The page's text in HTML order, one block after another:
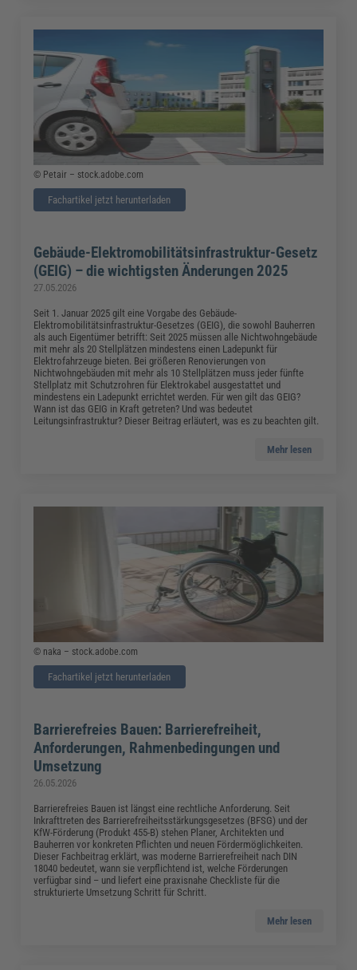
© Petair – stock.adobe.com
Fachartikel jetzt herunterladen
Gebäude-Elektromobilitätsinfrastruktur-Gesetz
(GEIG) – die wichtigsten Änderungen 2025
27.05.2026
Seit 1. Januar 2025 gilt eine Vorgabe des Gebäude-
Elektromobilitätsinfrastruktur-Gesetzes (GEIG), die sowohl Bauherren
als auch Eigentümer betrifft: Seit 2025 müssen alle Nichtwohngebäude
mit mehr als 20 Stellplätzen mindestens einen Ladepunkt für
Elektrofahrzeuge bieten. Bei größeren Renovierungen von
Nichtwohngebäuden mit mehr als 10 Stellplätzen muss jeder fünfte
Stellplatz mit Schutzrohren für Elektrokabel ausgestattet und
mindestens ein Ladepunkt errichtet werden. Für wen gilt das GEIG?
Wann ist das GEIG in Kraft getreten? Und was bedeutet
Leitungsinfrastruktur? Dieser Beitrag erläutert, was es zu beachten gilt.
Mehr lesen
© naka – stock.adobe.com
Fachartikel jetzt herunterladen
Barrierefreies Bauen: Barrierefreiheit,
Anforderungen, Rahmenbedingungen und
Umsetzung
26.05.2026
Barrierefreies Bauen ist längst eine rechtliche Anforderung. Seit
Inkrafttreten des Barrierefreiheitsstärkungsgesetzes (BFSG) und der
KfW-Förderung (Produkt 455-B) stehen Planer, Architekten und
Bauherren vor konkreten Pflichten und neuen Fördermöglichkeiten.
Dieser Fachbeitrag erklärt, was moderne Barrierefreiheit nach DIN
18040 bedeutet, wann sie verpflichtend ist, welche Förderungen
verfügbar sind – und liefert eine praxisnahe Checkliste für die
strukturierte Umsetzung Schritt für Schritt.
Mehr lesen